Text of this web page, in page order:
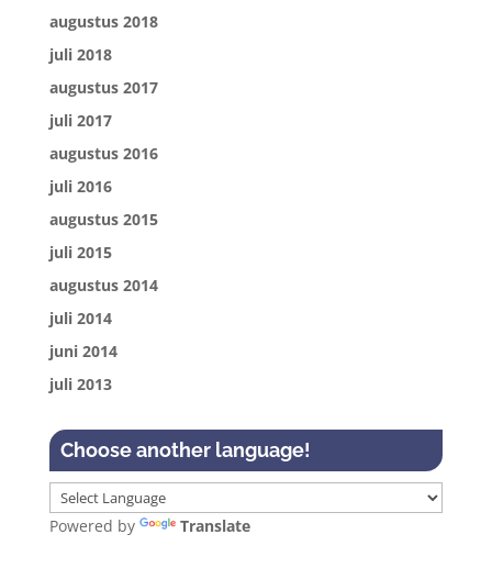
augustus 2018
juli 2018
augustus 2017
juli 2017
augustus 2016
juli 2016
augustus 2015
juli 2015
augustus 2014
juli 2014
juni 2014
juli 2013
Choose another language!
Powered by Translate